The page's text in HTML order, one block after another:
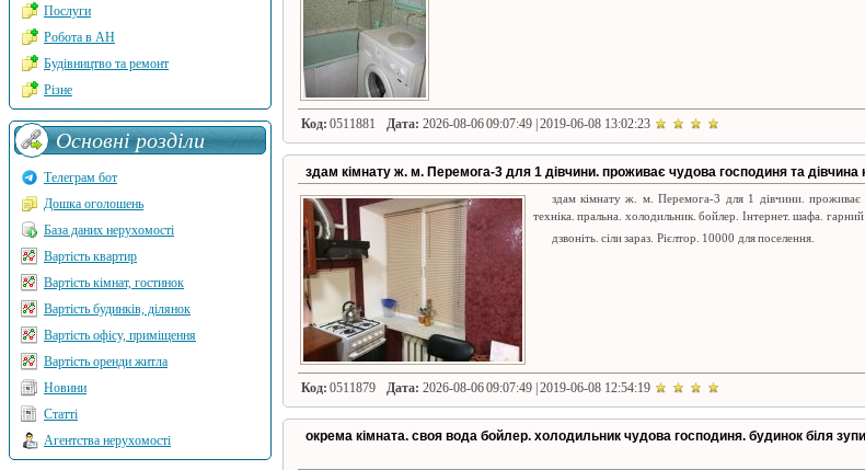
Код: 0511881 Дата: 2026-08-06 09:07:49 | 2019-06-08 13:02:23
здам кімнату ж. м. Перемога-3 для 1 дівчини. проживає чудова господиня та дівчина
здам кімнату ж. м. Перемога-3 для 1 дівчини. проживає
техніка. пральна. холодильник. бойлер. Інтернет. шафа.
дзвоніть. сіли зараз. Рієлтор. 10000 для поселення.
Код: 0511879 Дата: 2026-08-06 09:07:49 | 2019-06-08 12:54:19
окрема кімната. своя вода бойлер. холодильник чудова господиня. будинок біля
Послуги
Робота в АН
Будівництво та ремонт
Різне
Основні розділи
Телеграм бот
Дошка оголошень
База даних нерухомості
Вартість квартир
Вартість кімнат, гостинок
Вартість будинків, ділянок
Вартість офісу, приміщення
Вартість оренди житла
Новини
Статті
Агентства нерухомості